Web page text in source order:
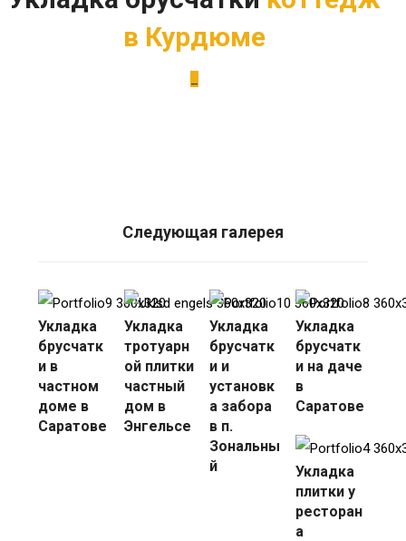
в Курдюме
Следующая галерея
Укладка
брусчатк
и в
частном
доме в
Саратове
Укладка
тротуарн
ой плитки
частный
дом в
Энгельсе
Укладка
брусчатк
и и
установк
а забора
в п.
Зональны
й
Укладка
брусчатк
и на даче
в
Саратове
Укладка
плитки у
ресторан
а